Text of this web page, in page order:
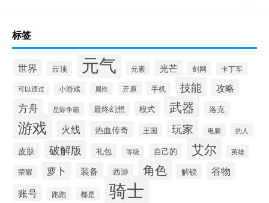
标签
世界 云顶 元气 元素 光芒 剑网 卡丁车
可以通过 小游戏 属性 开原 手机 技能 攻略
方舟 星际争霸 最终幻想 模式 武器 洛克
游戏 火线 热血传奇 王国 玩家 电脑 的人
皮肤 破解版 礼包 等级 自己的 艾尔 英雄
荣耀 萝卜 装备 西游 角色 解锁 谷物
账号 跑跑 都是 骑士